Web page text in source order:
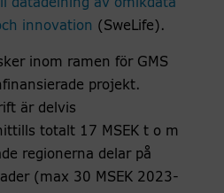
datadelning av omikdata
innovation (SweLife) .
inom ramen för GMS
projekt.
är delvis
totalt 17 MSEK t o m
regionerna delar på
(max 30 MSEK 2023-